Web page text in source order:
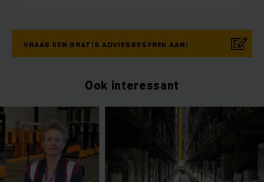
VRAAG EEN GRATIS ADVIESGESPREK AAN!
Ook interessant